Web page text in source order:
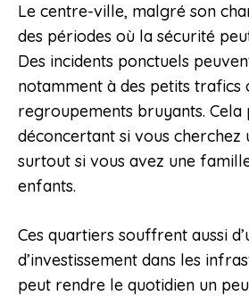
Le centre-ville, malgré son
des périodes où la sécurité
Des incidents ponctuels
notamment à des petits trafics
regroupements bruyants. Cela
déconcertant si vous cherchez
surtout si vous avez une
enfants.
Ces quartiers souffrent aussi
d’investissement dans les
peut rendre le quotidien un